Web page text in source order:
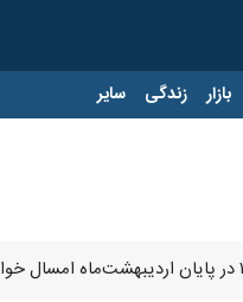
بازار زندگی سایر